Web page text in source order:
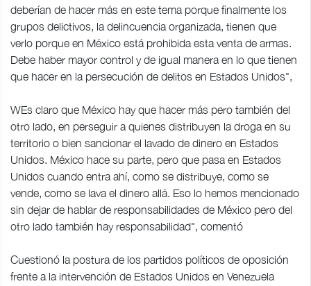
deberían de hacer más en este tema porque finalmente los
grupos delictivos, la delincuencia organizada, tienen que
verlo porque en México está prohibida esta venta de armas.
Debe haber mayor control y de igual manera en lo que tienen
que hacer en la persecución de delitos en Estados Unidos",
WEs claro que México hay que hacer más pero también del
otro lado, en perseguir a quienes distribuyen la droga en su
territorio o bien sancionar el lavado de dinero en Estados
Unidos. México hace su parte, pero que pasa en Estados
Unidos cuando entra ahí, como se distribuye, como se
vende, como se lava el dinero allá. Eso lo hemos mencionado
sin dejar de hablar de responsabilidades de México pero del
otro lado también hay responsabilidad", comentó
Cuestionó la postura de los partidos políticos de oposición
frente a la intervención de Estados Unidos en Venezuela